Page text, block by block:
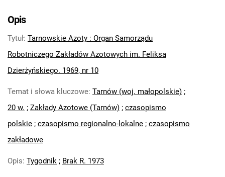
Tarnowskie Azoty : Organ Samorządu
Robotniczego Zakładów Azotowych im.
Feliksa Dzierżyńskiego. 1969, nr 3-4
Robotniczego Zakładów Azotowych im.
Feliksa Dzierżyńskiego. 1969, nr 5
Tarnowskie Azoty : Organ Samorządu
Tarnowskie Azoty : Organ Samorządu
Opis
Tytuł: Tarnowskie Azoty : Organ Samorządu
Robotniczego Zakładów Azotowych im. Feliksa
Dzierżyńskiego. 1969, nr 10
Temat i słowa kluczowe: Tarnów (woj. małopolskie) ;
20 w. ; Zakłady Azotowe (Tarnów) ; czasopismo
polskie ; czasopismo regionalno-lokalne ; czasopismo
zakładowe
Opis: Tygodnik ; Brak R. 1973